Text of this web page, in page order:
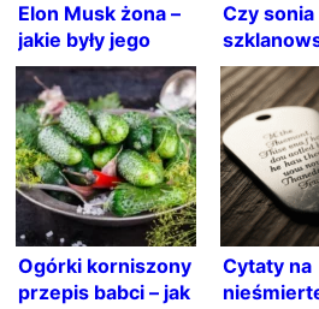
Elon Musk żona –
jakie były jego
życie uczuciowe?
Czy sonia
żyje?
wiemy o
Ogórki korniszony
przepis babci – jak
Cytaty na